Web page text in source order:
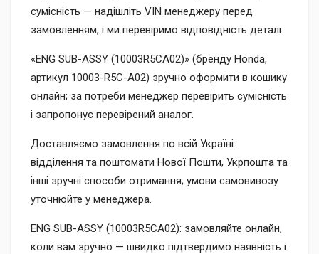
сумісність — надішліть VIN менеджеру перед
замовленням, і ми перевіримо відповідність деталі.
«ENG SUB-ASSY (10003R5CA02)» (бренду Honda,
артикул 10003-R5C-A02) зручно оформити в кошику
онлайн; за потреби менеджер перевірить сумісність
і запропонує перевірений аналог.
Доставляємо замовлення по всій Україні:
відділення та поштомати Нової Пошти, Укрпошта та
інші зручні способи отримання; умови самовивозу
уточнюйте у менеджера.
ENG SUB-ASSY (10003R5CA02): замовляйте онлайн,
коли вам зручно — швидко підтвердимо наявність і